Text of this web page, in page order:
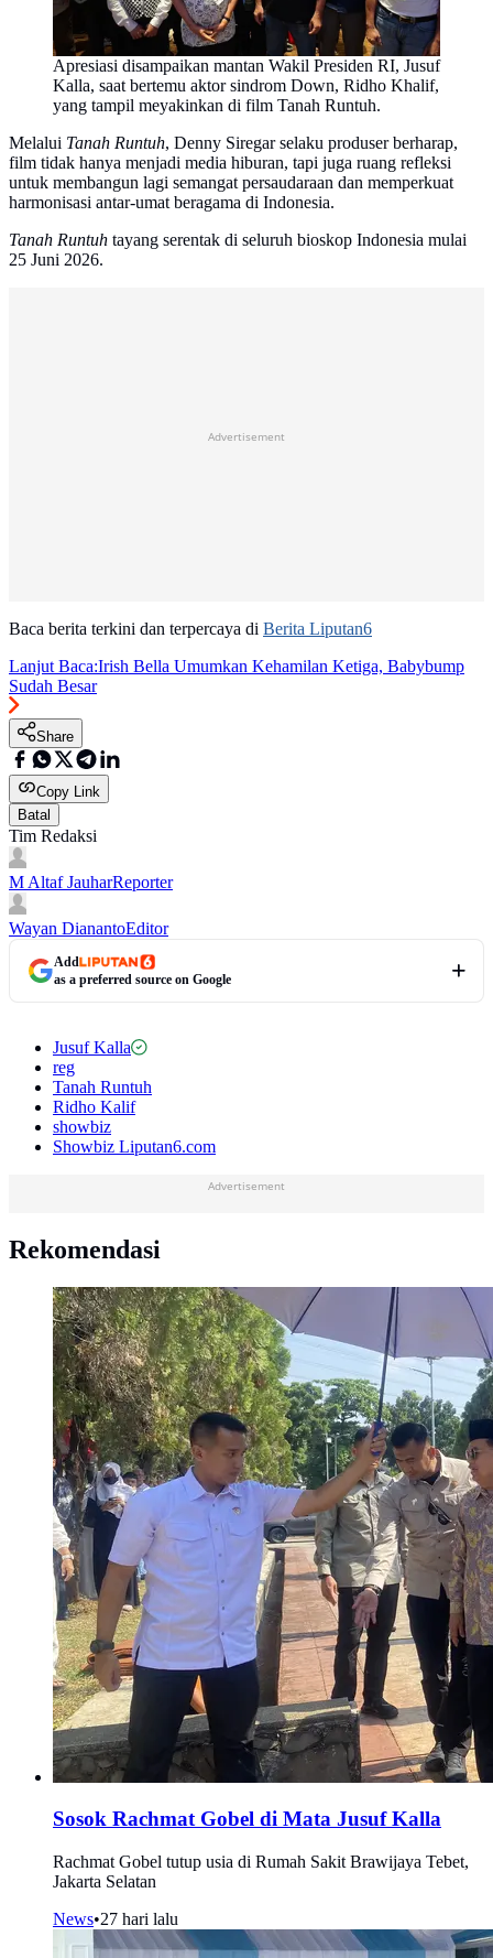
Apresiasi disampaikan mantan Wakil Presiden RI, Jusuf
Kalla, saat bertemu aktor sindrom Down, Ridho Khalif,
yang tampil meyakinkan di film Tanah Runtuh.
Melalui Tanah Runtuh, Denny Siregar selaku produser berharap,
film tidak hanya menjadi media hiburan, tapi juga ruang refleksi
untuk membangun lagi semangat persaudaraan dan memperkuat
harmonisasi antar-umat beragama di Indonesia.
Tanah Runtuh tayang serentak di seluruh bioskop Indonesia mulai
25 Juni 2026.
Advertisement
Baca berita terkini dan terpercaya di Berita Liputan6
Lanjut Baca:Irish Bella Umumkan Kehamilan Ketiga, Babybump
Sudah Besar
Share
Copy Link
Batal
Tim Redaksi
M Altaf JauharReporter
Wayan DianantoEditor
Add
as a preferred source on Google
Jusuf Kalla
reg
Tanah Runtuh
Ridho Kalif
showbiz
Showbiz Liputan6.com
Advertisement
Rekomendasi
Sosok Rachmat Gobel di Mata Jusuf Kalla
Rachmat Gobel tutup usia di Rumah Sakit Brawijaya Tebet,
Jakarta Selatan
News•27 hari lalu